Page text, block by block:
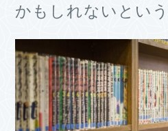
かもしれないとい